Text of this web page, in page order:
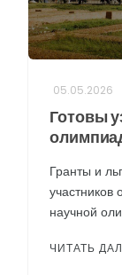
05.05.2026
Готовы
Гранты и
участников
научной
ЧИТАТЬ